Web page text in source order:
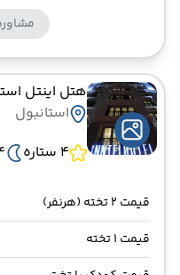
هتل اینتل
استانبول
4 ستاره
4
قیمت 2 تخته (هرنفر)
قیمت 1 تخته